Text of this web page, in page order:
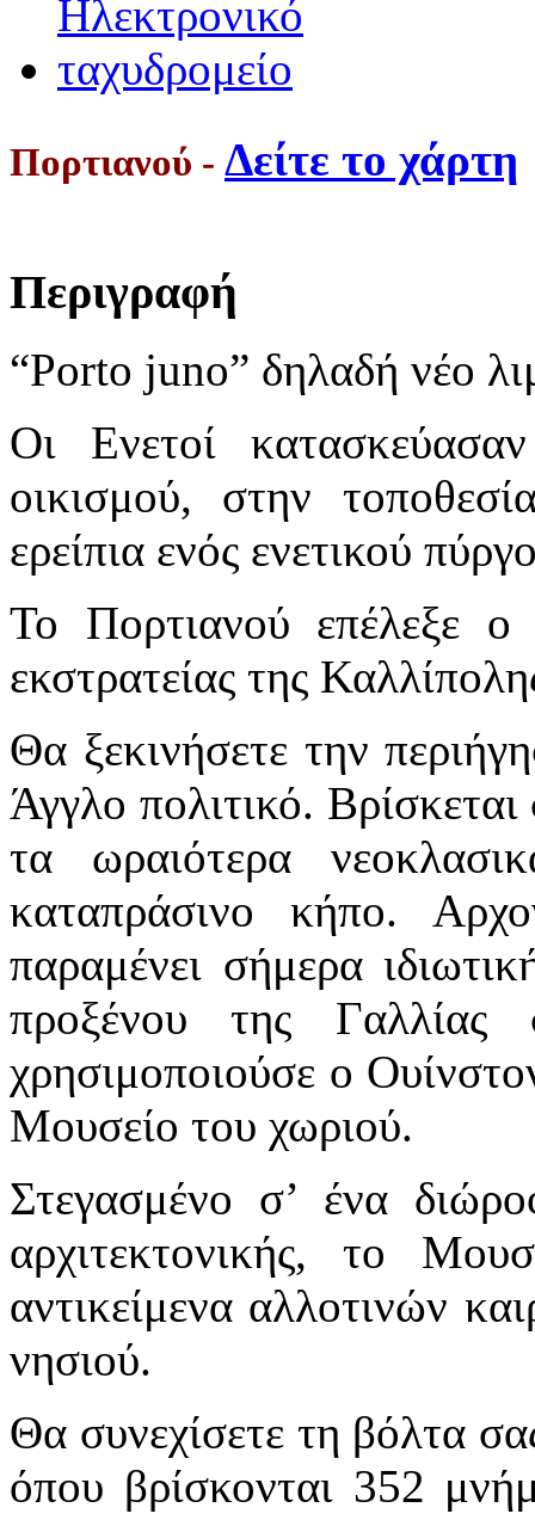
Πορτιανού - Δείτε το χάρτη
Περιγραφή
“Porto juno” δηλαδή νέο
Οι Ενετοί
οικισμού, στην
ερείπια ενός ενετικού
Το Πορτιανού επέλεξε ο
εκστρατείας της
Θα ξεκινήσετε την
Άγγλο πολιτικό.
τα ωραιότερα
καταπράσινο κήπο.
παραμένει σήμερα
προξένου της
χρησιμοποιούσε ο
Μουσείο του χωριού.
Στεγασμένο σ’ ένα
αρχιτεκτονικής, το
αντικείμενα αλλοτινών
νησιού.
Θα συνεχίσετε τη βόλτα
όπου βρίσκονται 352